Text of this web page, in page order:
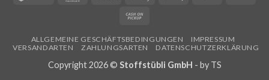
Pickup
ALLGEMEINE GESCHÄFTSBEDINGUNGEN
IMPRESSUM
VERSANDARTEN
ZAHLUNGSARTEN DATENSCHUTZERKLÄRUNG
Copyright 2026 © Stoffstübli GmbH - by TS